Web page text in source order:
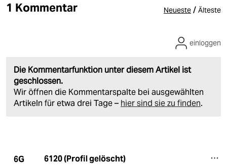
1 Kommentar Neueste / Älteste
Die Kommentarfunktion unter diesem Artikel ist
geschlossen.
Wir öffnen die Kommentarspalte bei ausgewählten
Artikeln für etwa drei Tage – hier sind sie zu finden.
einloggen
6G 6120 (Profil gelöscht)